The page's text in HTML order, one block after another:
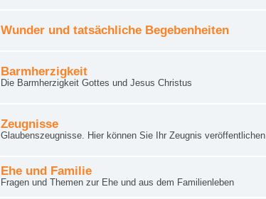
Wunder und tatsächliche Begebenheiten
Barmherzigkeit
Die Barmherzigkeit Gottes und Jesus Christus
Zeugnisse
Glaubenszeugnisse. Hier können Sie Ihr Zeugnis veröffentlichen.
Ehe und Familie
Fragen und Themen zur Ehe und aus dem Familienleben